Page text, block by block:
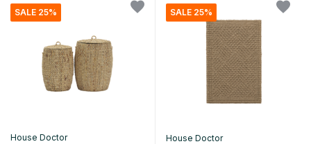
SALE 25%
House Doctor
SALE 25%
House Doctor